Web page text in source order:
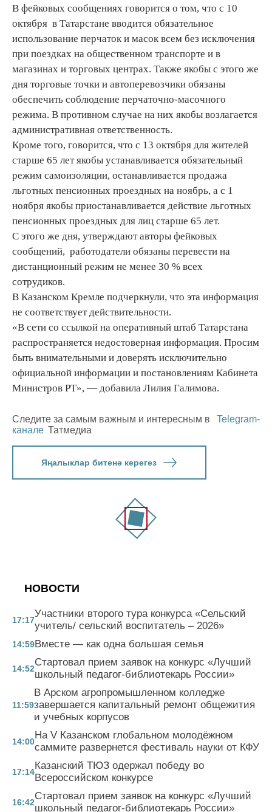
В фейковых сообщениях говорится о том, что с 10
октября в Татарстане вводится обязательное
использование перчаток и масок всем без исключения
при поездках на общественном транспорте и в
магазинах и торговых центрах. Также якобы с этого же
дня торговые точки и автоперевозчики обязаны
обеспечить соблюдение перчаточно-масочного
режима. В противном случае на них якобы возлагается
административная ответственность.
Кроме того, говорится, что с 13 октября для жителей
старше 65 лет якобы устанавливается обязательный
режим самоизоляции, останавливается продажа
льготных пенсионных проездных на ноябрь, а с 1
ноября якобы приостанавливается действие льготных
пенсионных проездных для лиц старше 65 лет.
С этого же дня, утверждают авторы фейковых
сообщений, работодатели обязаны перевести на
дистанционный режим не менее 30 % всех
сотрудиков.
В Казанском Кремле подчеркнули, что эта информация
не соответствует действительности.
«В сети со ссылкой на оперативный штаб Татарстана
распространяется недостоверная информация. Просим
быть внимательными и доверять исключительно
официальной информации и постановлениям Кабинета
Министров РТ», — добавила Лилия Галимова.
Следите за самым важным и интересным в
Telegram-
канале Татмедиа
Яңалыклар битенә керегез
НОВОСТИ
17:17
Участники второго тура конкурса «Сельский
учитель/ сельский воспитатель – 2026»
14:59Вместе — как одна большая семья
14:52
Стартовал прием заявок на конкурс «Лучший
школьный педагог-библиотекарь России»
11:59
В Арском агропромышленном колледже
завершается капитальный ремонт общежития
и учебных корпусов
14:00
На V Казанском глобальном молодёжном
саммите развернется фестиваль науки от КФУ
17:14
Казанский ТЮЗ одержал победу во
Всероссийском конкурсе
16:42
Стартовал прием заявок на конкурс «Лучший
школьный педагог-библиотекарь России»